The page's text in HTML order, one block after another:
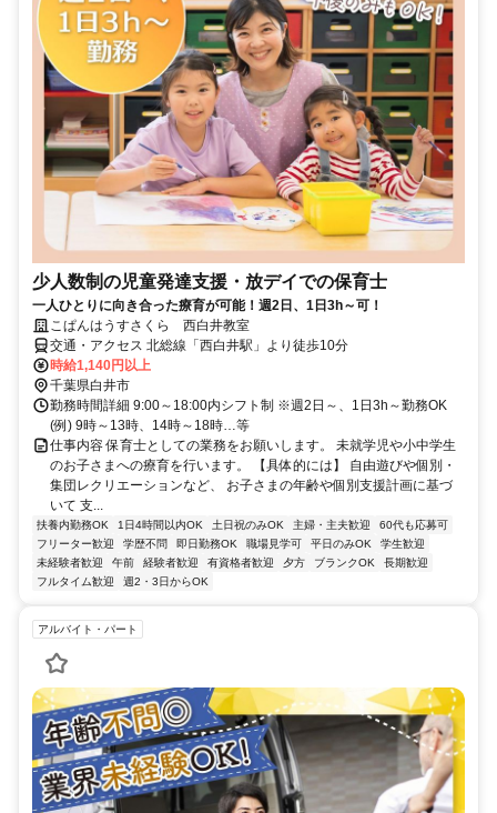
少人数制の児童発達支援・放デイでの保育士
一人ひとりに向き合った療育が可能！週2日、1日3h～可！
こぱんはうすさくら 西白井教室
交通・アクセス 北総線「西白井駅」より徒歩10分
時給1,140円以上
千葉県白井市
勤務時間詳細 9:00～18:00内シフト制 ※週2日～、1日3h～勤務OK
(例) 9時～13時、14時～18時…等
仕事内容 保育士としての業務をお願いします。 未就学児や小中学生
のお子さまへの療育を行います。 【具体的には】 自由遊びや個別・
集団レクリエーションなど、 お子さまの年齢や個別支援計画に基づ
いて 支...
扶養内勤務OK 1日4時間以内OK 土日祝のみOK 主婦・主夫歓迎
60代も応募可
フリーター歓迎
学歴不問 即日勤務OK 職場見学可 平日のみOK
学生歓迎
未経験者歓迎
午前 経験者歓迎 有資格者歓迎 夕方 ブランクOK
長期歓迎
フルタイム歓迎
週2・3日からOK
アルバイト・パート